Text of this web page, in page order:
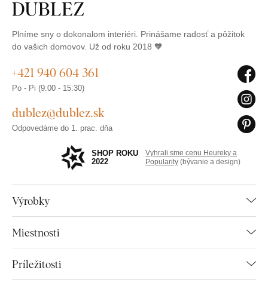
Plníme sny o dokonalom interiéri. Prinášame radosť a pôžitok
do vašich domovov. Už od roku 2018 🧡
Výrobky
Miestnosti
Príležitosti
+421 940 604 361
Po - Pi (9:00 - 15:30)
dublez@dublez.sk
Odpovedáme do 1. prac. dňa
SHOP ROKU
2022
Vyhrali sme cenu Heureky a
Popularity (bývanie a design)